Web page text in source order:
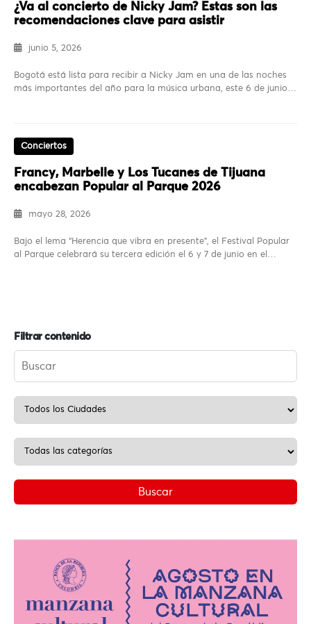
¿Va al concierto de Nicky Jam? Estas son las
recomendaciones clave para asistir
junio 5, 2026
Bogotá está lista para recibir a Nicky Jam en una de las noches
más importantes del año para la música urbana, este 6 de junio…
Conciertos
Francy, Marbelle y Los Tucanes de Tijuana
encabezan Popular al Parque 2026
mayo 28, 2026
Bajo el lema “Herencia que vibra en presente”, el Festival Popular
al Parque celebrará su tercera edición el 6 y 7 de junio en el…
Filtrar contenido